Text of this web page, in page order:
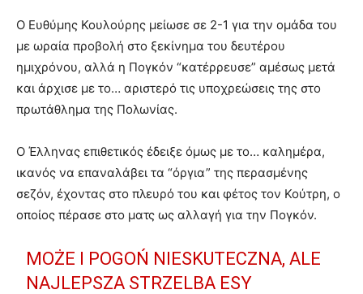
Ο Ευθύμης Κουλούρης μείωσε σε 2-1 για την ομάδα του
με ωραία προβολή στο ξεκίνημα του δευτέρου
ημιχρόνου, αλλά η Πογκόν “κατέρρευσε” αμέσως μετά
και άρχισε με το… αριστερό τις υποχρεώσεις της στο
πρωτάθλημα της Πολωνίας.
Ο Έλληνας επιθετικός έδειξε όμως με το… καλημέρα,
ικανός να επαναλάβει τα “όργια” της περασμένης
σεζόν, έχοντας στο πλευρό του και φέτος τον Κούτρη, ο
οποίος πέρασε στο ματς ως αλλαγή για την Πογκόν.
MOŻE I POGOŃ NIESKUTECZNA, ALE
NAJLEPSZA STRZELBA ESY